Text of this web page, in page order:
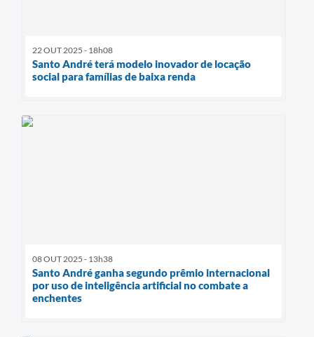
22 OUT 2025 - 18h08
Santo André terá modelo inovador de locação
social para famílias de baixa renda
08 OUT 2025 - 13h38
Santo André ganha segundo prêmio internacional
por uso de inteligência artificial no combate a
enchentes